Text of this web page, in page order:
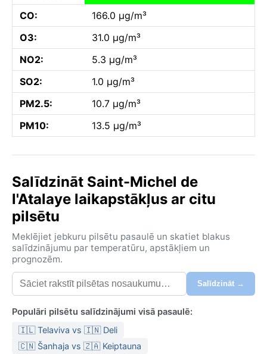
CO:
166.0 µg/m³
O3:
31.0 µg/m³
NO2:
5.3 µg/m³
SO2:
1.0 µg/m³
PM2.5:
10.7 µg/m³
PM10:
13.5 µg/m³
Salīdzināt Saint-Michel de
l'Atalaye laikapstākļus ar citu
pilsētu
Meklējiet jebkuru pilsētu pasaulē un skatiet blakus
salīdzinājumu par temperatūru, apstākļiem un
prognozēm.
Salīdzināt →
Populāri pilsētu salīdzinājumi visā pasaulē:
🇮🇱 Telaviva vs 🇮🇳 Deli
🇨🇳 Šanhaja vs 🇿🇦 Keiptauna